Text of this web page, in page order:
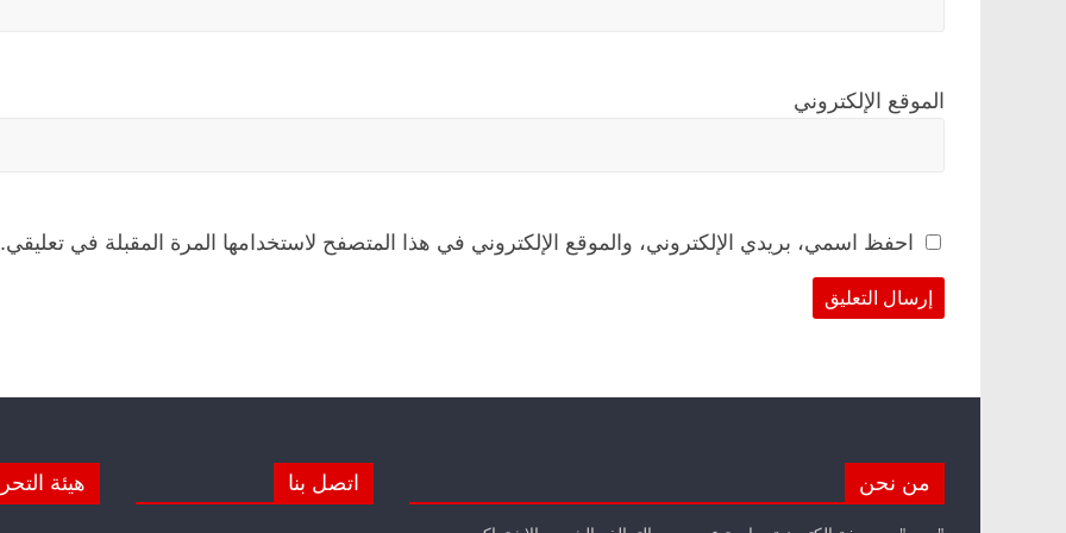
الموقع الإلكتروني
احفظ اسمي، بريدي الإلكتروني، والموقع الإلكتروني في هذا المتصفح لاستخدامها المرة المقبلة في تعليقي.
من نحن اتصل بنا هيئة